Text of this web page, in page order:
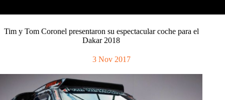
Tim y Tom Coronel presentaron su espectacular coche para el
Dakar 2018
3 Nov 2017